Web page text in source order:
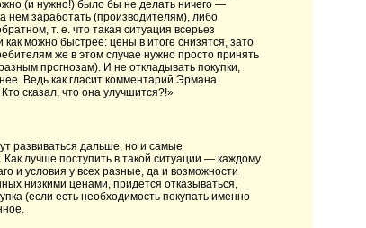
(и нужно!) было бы не делать ничего —
нем заработать (производителям), либо
т. е. что такая ситуация всерьез
можно быстрее: цены в итоге снизятся, зато
же в этом случае нужно просто принять
прогнозам). И не откладывать покупки,
Ведь как гласит комментарий Эрмана
сказал, что она улучшится?!»
развиваться дальше, но и самые
лучше поступить в такой ситуации — каждому
и условия у всех разные, да и возможности
низкими ценами, придется отказываться,
(если есть необходимость покупать именно